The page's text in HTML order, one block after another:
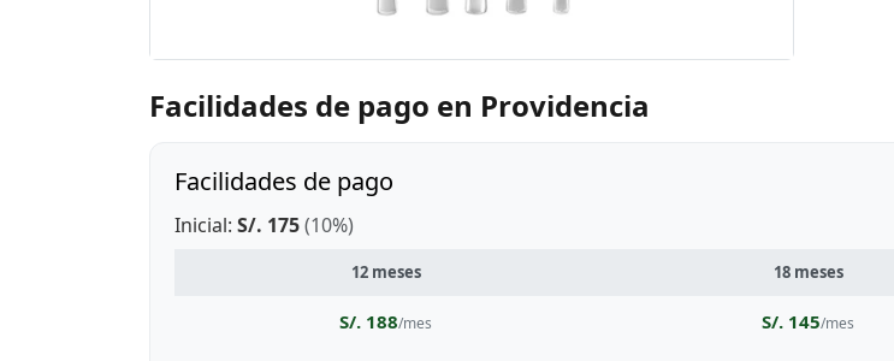
Facilidades de pago en Providencia
Facilidades de pago
Inicial: S/. 175(10%)
12 meses 18 meses
S/. 188/mes S/. 145/mes